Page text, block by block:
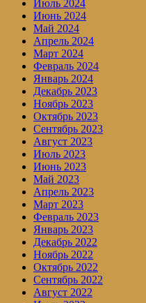
Июль 2024
Июнь 2024
Май 2024
Апрель 2024
Март 2024
Февраль 2024
Январь 2024
Декабрь 2023
Ноябрь 2023
Октябрь 2023
Сентябрь 2023
Август 2023
Июль 2023
Июнь 2023
Май 2023
Апрель 2023
Март 2023
Февраль 2023
Январь 2023
Декабрь 2022
Ноябрь 2022
Октябрь 2022
Сентябрь 2022
Август 2022